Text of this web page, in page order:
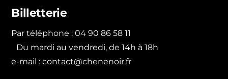
Billetterie
Par téléphone : 04 90 86 58 11
Du mardi au vendredi, de 14h à 18h
e-mail :contact@chenenoir.fr